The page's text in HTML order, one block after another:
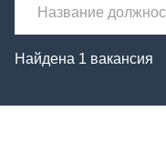
Найдена 1 вакансия